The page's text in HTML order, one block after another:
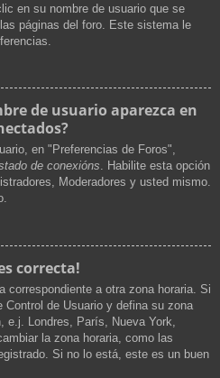
en su nombre de usuario que se
páginas del foro. Este sistema le
de usuario aparezca en
en "Preferencias de Foros",
de conexións. Habilite esta opción
Moderadores y usted mismo.
correcta!
correspondiente a otra zona horaria. Si
de Usuario y defina su zona
e.j. Londres, París, Nueva York,
la zona horaria, como las
Si no lo está, este es un buen